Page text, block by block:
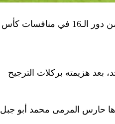
أصدر الاتحاد المصري لكرة القدم، الأربعاء، بيانا عقب إقصاء المنتخب من دور الـ16 في منافسات كأس
بعد هزيمته بركلات الترجيح
كاملة، أهدر آخرها حارس المرمى محمد أبو جبل